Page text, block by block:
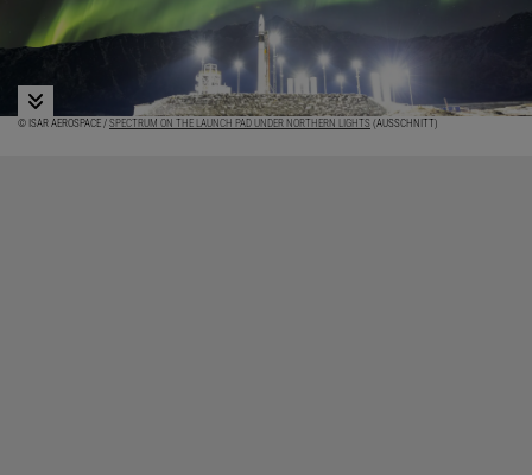
© ISAR AEROSPACE / SPECTRUM ON THE LAUNCH PAD UNDER NORTHERN LIGHTS (AUSSCHNITT)